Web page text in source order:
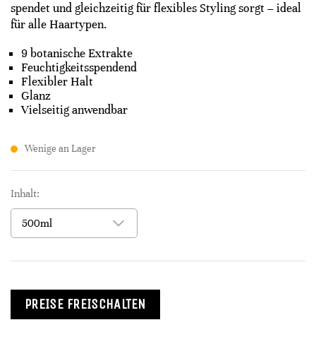
spendet und gleichzeitig für flexibles Styling sorgt – ideal
für alle Haartypen.
9 botanische Extrakte
Feuchtigkeitsspendend
Flexibler Halt
Glanz
Vielseitig anwendbar
Wenige an Lager
Inhalt:
PREISE FREISCHALTEN